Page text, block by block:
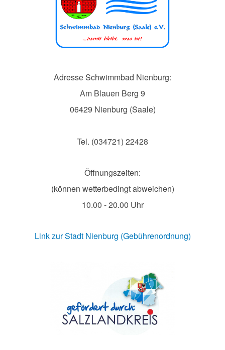
Adresse Schwimmbad Nienburg:
Am Blauen Berg 9
06429 Nienburg (Saale)
Tel. (034721) 22428
Öffnungszeiten:
(können wetterbedingt abweichen)
10.00 - 20.00 Uhr
Link zur Stadt Nienburg (Gebührenordnung)